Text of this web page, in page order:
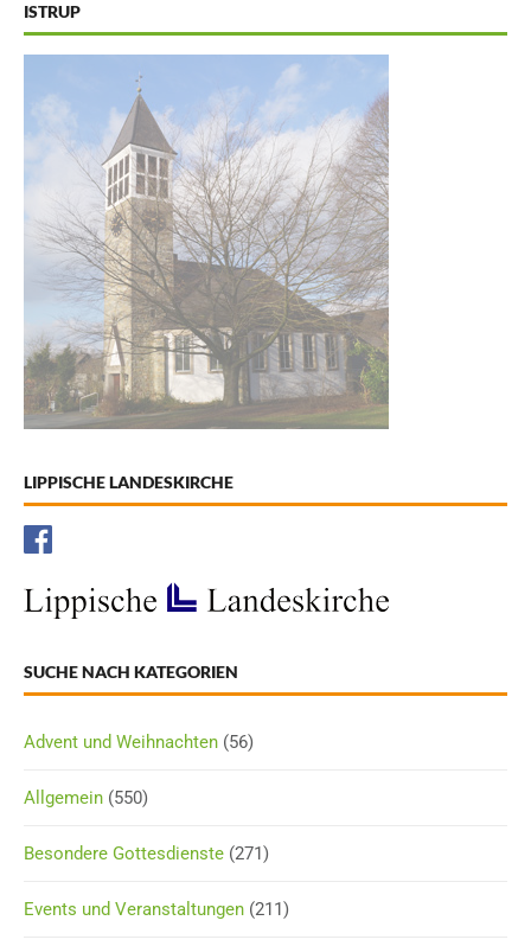
ISTRUP
LIPPISCHE LANDESKIRCHE
SUCHE NACH KATEGORIEN
Advent und Weihnachten (56)
Allgemein (550)
Besondere Gottesdienste (271)
Events und Veranstaltungen (211)